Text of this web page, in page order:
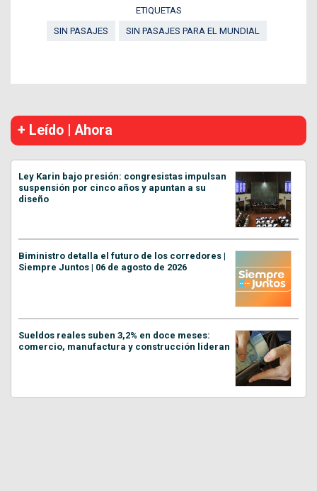
ETIQUETAS
SIN PASAJES
SIN PASAJES PARA EL MUNDIAL
+ Leído | Ahora
Ley Karin bajo presión: congresistas impulsan
suspensión por cinco años y apuntan a su
diseño
Biministro detalla el futuro de los corredores |
Siempre Juntos | 06 de agosto de 2026
Sueldos reales suben 3,2% en doce meses:
comercio, manufactura y construcción lideran